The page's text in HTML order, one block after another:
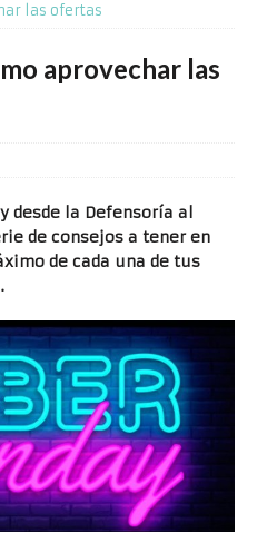
las ofertas
aprovechar las
desde la Defensoría al
de consejos a tener en
de cada una de tus